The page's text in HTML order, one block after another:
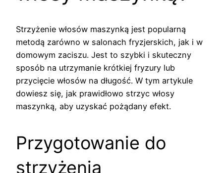
Strzyżenie włosów maszynką jest popularną
metodą zarówno w salonach fryzjerskich, jak i w
domowym zaciszu. Jest to szybki i skuteczny
sposób na utrzymanie krótkiej fryzury lub
przycięcie włosów na długość. W tym artykule
dowiesz się, jak prawidłowo strzyc włosy
maszynką, aby uzyskać pożądany efekt.
Przygotowanie do
strzyżenia